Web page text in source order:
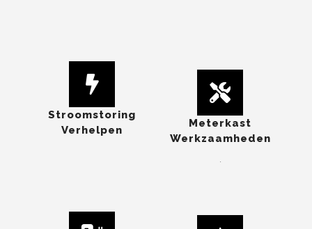
Stroomstoring
Verhelpen
Meterkast
Werkzaamheden